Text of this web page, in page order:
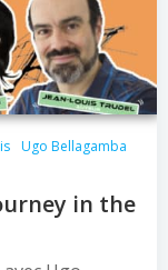
Ugo Bellagamba
in the